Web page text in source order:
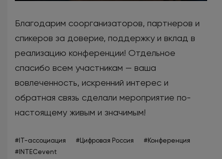
Благодарим соорганизаторов, партнеров и
спикеров за доверие, поддержку и вклад в
реализацию конференции! Отдельное
спасибо всем участникам — ваша
вовлеченность, искренний интерес и
обратная связь сделали мероприятие по-
настоящему живым и значимым!
#IT-ассоциация #Цифровая Россия
#Конференция
#INTECevent